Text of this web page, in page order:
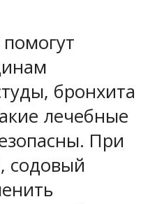
бронхита
лечебные
При
содовый